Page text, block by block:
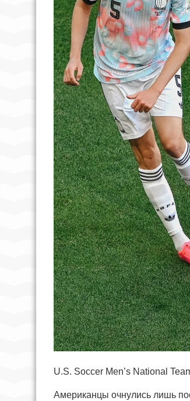
U.S. Soccer Men’s National
Американцы очнулись лишь